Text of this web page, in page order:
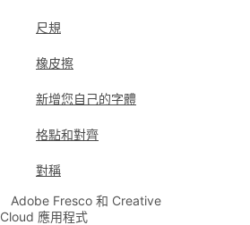
尺規
橡皮擦
新增您自己的字體
格點和對齊
對稱
Adobe Fresco 和 Creative
Cloud 應用程式